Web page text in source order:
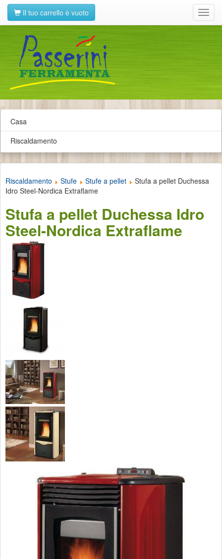
Il tuo carrello è vuoto
Casa
Riscaldamento
Riscaldamento Stufe Stufe a pellet
Stufa a pellet Duchessa
Idro Steel-Nordica Extraflame
Stufa a pellet Duchessa Idro
Steel-Nordica Extraflame